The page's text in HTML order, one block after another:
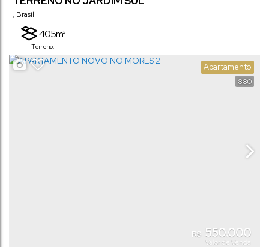
, Brasil
Terreno:
405m²
880
Apartamento
R$ 550.000
Valor de Venda